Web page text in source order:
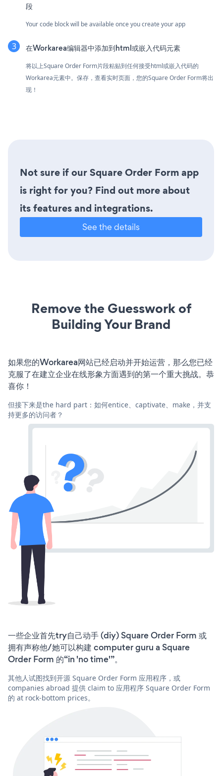
段
Your code block will be available once you create your app
在Workarea编辑器中添加到html或嵌入代码元素
将以上Square Order Form片段粘贴到任何接受html或嵌入代码的
Workarea元素中。保存，查看实时页面，您的Square Order Form将出
现！
Not sure if our Square Order Form app
is right for you? Find out more about
its features and integrations.
See the details
Remove the Guesswork of
Building Your Brand
如果您的Workarea网站已经启动并开始运营，那么您已经
克服了在建立企业在线形象方面遇到的第一个重大挑战。恭
喜你！
但接下来是the hard part：如何entice、captivate、make，并支
持更多的访问者？
一些企业首先try自己动手 (diy) Square Order Form 或
拥有声称他/她可以构建 computer guru a Square
Order Form 的“in 'no time'”。
其他人试图找到开源 Square Order Form 应用程序，或
companies abroad 提供 claim to 应用程序 Square Order Form
的 at rock-bottom prices。